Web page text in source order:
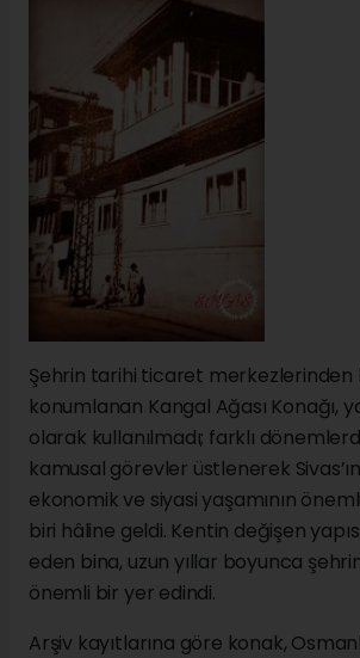
Şehrin tarihi ticaret merkezlerinden
konumlanan Kangal Ağası Konağı,
olarak kullanılmadı; farklı
kamusal görevler üstlenerek
ekonomik ve siyasi yaşamının
biri hâline geldi. Kentin değişen
eden bina, uzun yıllar boyunca
önemli bir yer edindi.
Arşiv kayıtlarına göre konak,